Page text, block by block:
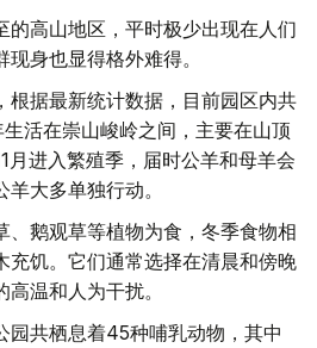
的高山地区，平时极少出现在人们
身也显得格外难得。
根据最新统计数据，目前园区内共
活在崇山峻岭之间，主要在山顶
月进入繁殖季，届时公羊和母羊会
大多单独行动。
、鹅观草等植物为食，冬季食物相
充饥。它们通常选择在清晨和傍晚
温和人为干扰。
园共栖息着45种哺乳动物，其中